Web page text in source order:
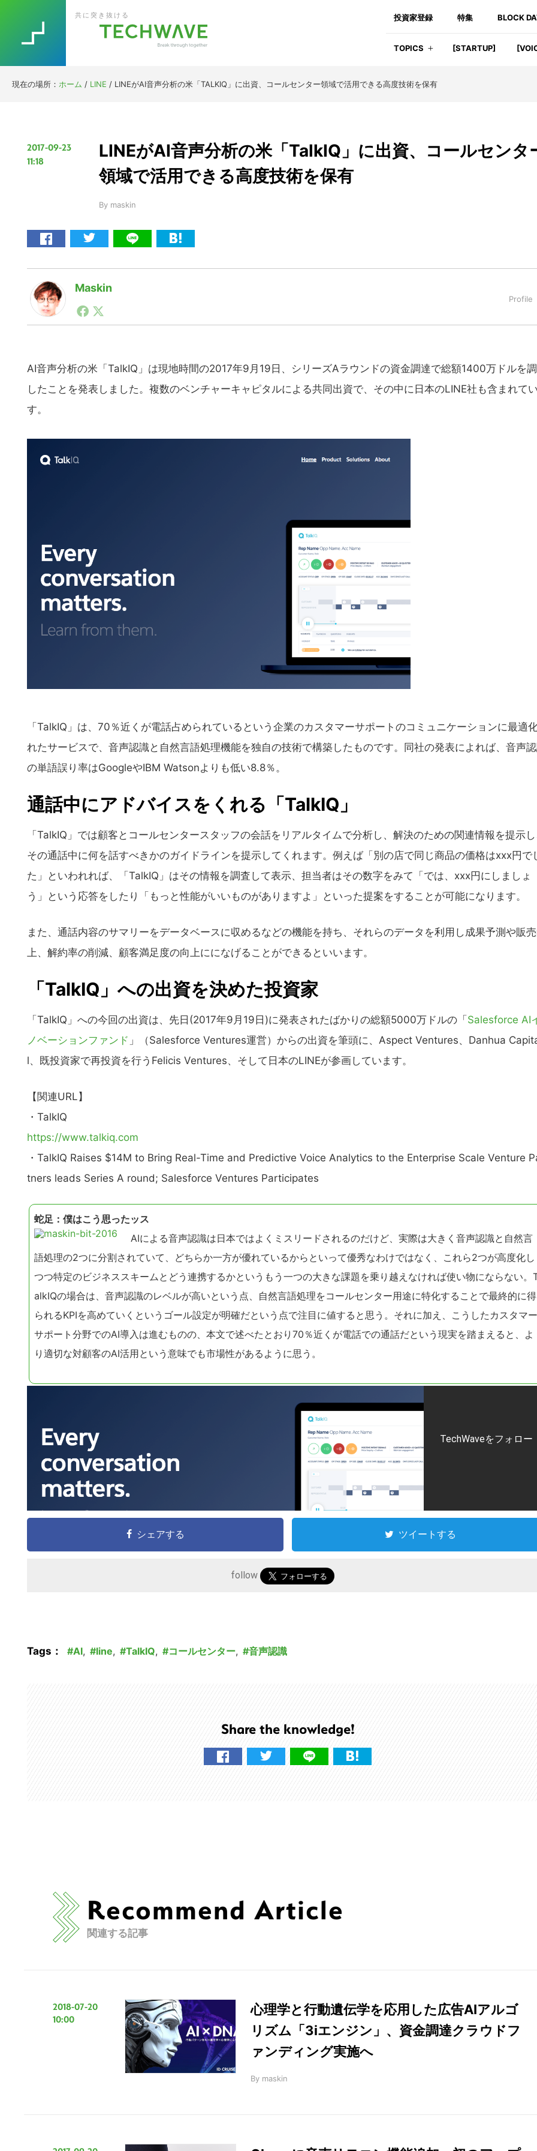
to
primary
to
main
to
primary
to
footer
投資家登録 特集 BLOCK
共に突き抜ける
TOPICS [STARTUP]
現在の場所： ホーム / LINE / LINEがAI音声分析の米「TALKIQ」に出資、コールセンター領域で活用できる高度技術を保有
2017-09-23
11:18
LINEがAI音声分析の米「TalkIQ」に出資、コールセンタ
領域で活用できる高度技術を保有
By maskin
Maskin
1990年代初頭から記者としてまた起業家としてITスタートアップ業界のハードウェアからソフトウェアの事業創出に関わ
る。シリコンバレーやEU等でのスタートアップを経験。日本ではネットエイジ等に所属、大手企業の新規事業創出に協
AI音声分析の米「TalkIQ」は現地時間の2017年9月19日、シリーズAラウンドの資金調達で総額1400万ドルを
したことを発表しました。複数のベンチャーキャピタルによる共同出資で、その中に日本のLINE社も含まれて
す。
「TalkIQ」は、70％近くが電話占められているという企業のカスタマーサポートのコミュニケーションに最適
れたサービスで、音声認識と自然言語処理機能を独自の技術で構築したものです。同社の発表によれば、音声
の単語誤り率はGoogleやIBM Watsonよりも低い8.8％。
通話中にアドバイスをくれる「TalkIQ」
「TalkIQ」では顧客とコールセンタースタッフの会話をリアルタイムで分析し、解決のための関連情報を提示し
その通話中に何を話すべきかのガイドラインを提示してくれます。例えば「別の店で同じ商品の価格はxxx円で
た」といわれれば、「TalkIQ」はその情報を調査して表示、担当者はその数字をみて「では、xxx円にしましょ
う」という応答をしたり「もっと性能がいいものがありますよ」といった提案をすることが可能になります。
また、通話内容のサマリーをデータベースに収めるなどの機能を持ち、それらのデータを利用し成果予測や販
上、解約率の削減、顧客満足度の向上にになげることができるといいます。
「TalkIQ」への出資を決めた投資家
「TalkIQ」への今回の出資は、先日(2017年9月19日)に発表されたばかりの総額5000万ドルの「 Salesforce AI
ノベーションファンド 」（Salesforce Ventures運営）からの出資を筆頭に、Aspect Ventures、Danhua
l、既投資家で再投資を行うFelicis Ventures、そして日本のLINEが参画しています。
【関連URL】
・TalkIQ
https://www.talkiq.com
・TalkIQ Raises $14M to Bring Real-Time and Predictive Voice Analytics to the Enterprise Scale Venture
tners leads Series A round; Salesforce Ventures Participates
蛇足：僕はこう思ったッス
AIによる音声認識は日本ではよくミスリードされるのだけど、実際は大きく音声認識と自然言
語処理の2つに分割されていて、どちらか一方が優れているからといって優秀なわけではなく、これら2つが高度化し
つつ特定のビジネススキームとどう連携するかというもう一つの大きな課題を乗り越えなければ使い物にならない。
alkIQの場合は、音声認識のレベルが高いという点、自然言語処理をコールセンター用途に特化することで最終的に得
られるKPIを高めていくというゴール設定が明確だという点で注目に値すると思う。それに加え、こうしたカスタマー
サポート分野でのAI導入は進むものの、本文で述べたとおり70％近くが電話での通話だという現実を踏まえると、よ
り適切な対顧客のAI活用という意味でも市場性があるように思う。
TechWaveをフォロー
シェアする ツイートする
follow
Tags： AI, line, TalkIQ, コールセンター, 音声認識
Share the knowledge!
Recommend Article
関連する記事
2018-07-20
10:00
心理学と行動遺伝学を応用した広告AIアルゴ
リズム「3iエンジン」、資金調達クラウドフ
ァンディング実施へ
By maskin
こ
の
イ